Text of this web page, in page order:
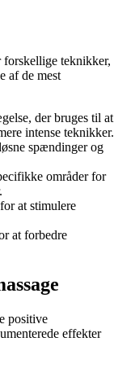
forskellige teknikker,
af de mest
der bruges til at
intense teknikker.
spændinger og
områder for
at stimulere
at forbedre
positive
effekter